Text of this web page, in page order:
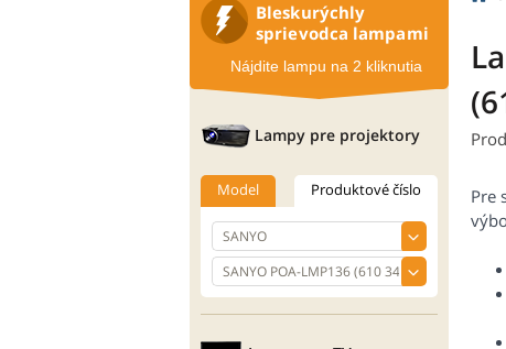
Pre
Bleskurýchly
sprievodca lampami
Nájdite lampu na 2 kliknutia
Lampy pre projektory
Model Produktové číslo